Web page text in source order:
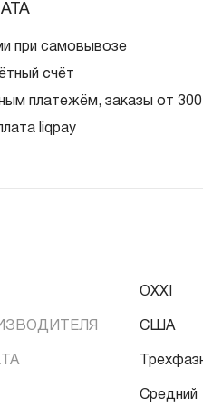
при самовывозе
счёт
платежём, заказы от 300
liqpay
OXXI
США
Средний